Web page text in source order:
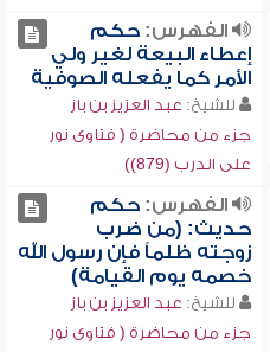
الفهرس:حكم
إعطاء البيعة لغير ولي
الأمر كما يفعله الصوفية
للشيخ: عبد العزيز بن باز
جزء من محاضرة ( فتاوى نور
على الدرب (879))
الفهرس:حكم
حديث: (من ضرب
زوجته ظلماً فإن رسول الله
خصمه يوم القيامة)
للشيخ: عبد العزيز بن باز
جزء من محاضرة ( فتاوى نور